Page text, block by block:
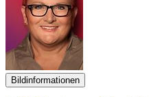
Bildinformationen